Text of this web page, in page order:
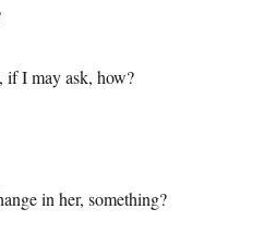
if I may ask, how?
in her, something?